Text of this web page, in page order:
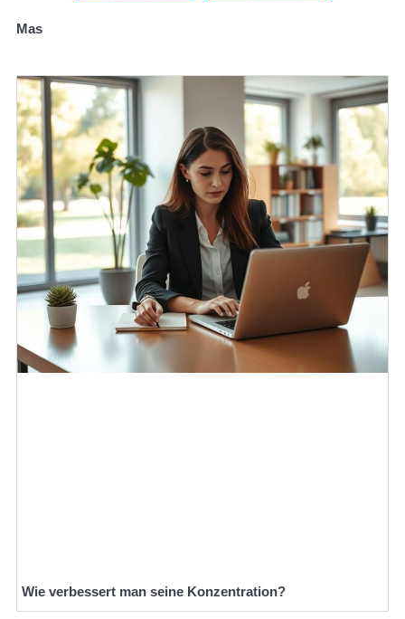
Mas
Wie verbessert man seine Konzentration?